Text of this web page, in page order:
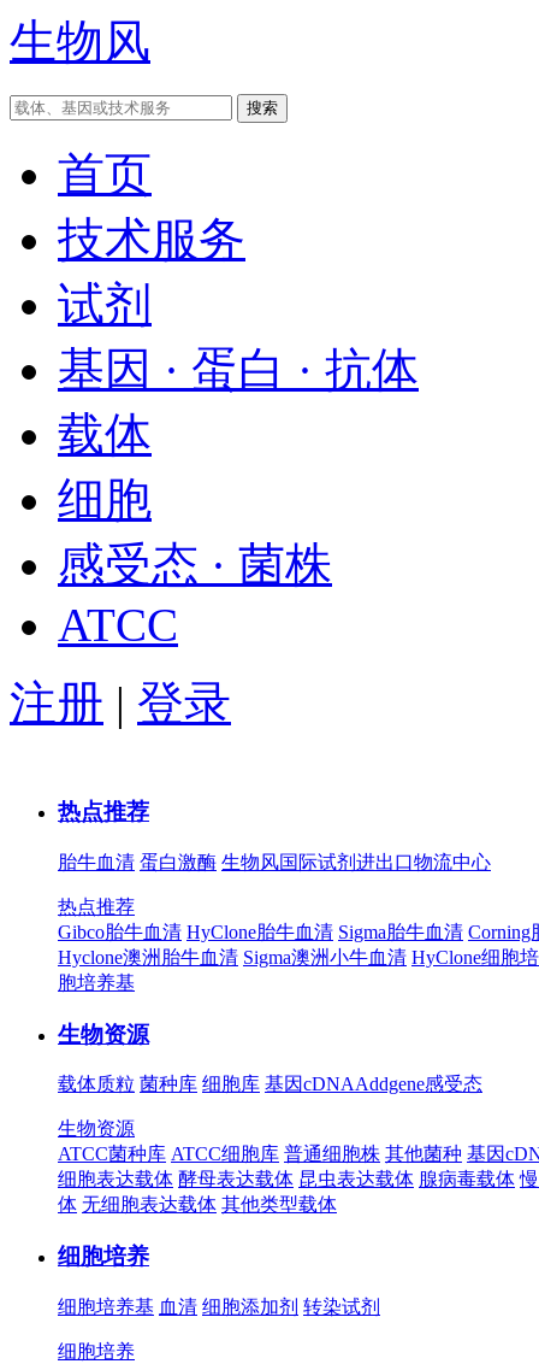
生物风
首页
技术服务
试剂
基因 · 蛋白 · 抗体
载体
细胞
感受态 · 菌株
ATCC
注册 | 登录
热点推荐
胎牛血清 蛋白激酶 生物风国际试剂进出口物流中心
热点推荐
Gibco胎牛血清 HyClone胎牛血清 Sigma胎牛血清 Corning
Hyclone澳洲胎牛血清 Sigma澳洲小牛血清 HyClone细胞
胞培养基
生物资源
载体质粒 菌种库 细胞库 基因cDNAAddgene感受态
生物资源
ATCC菌种库 ATCC细胞库 普通细胞株 其他菌种 基因
细胞表达载体 酵母表达载体 昆虫表达载体 腺病毒载体
体 无细胞表达载体 其他类型载体
细胞培养
细胞培养基 血清 细胞添加剂 转染试剂
细胞培养